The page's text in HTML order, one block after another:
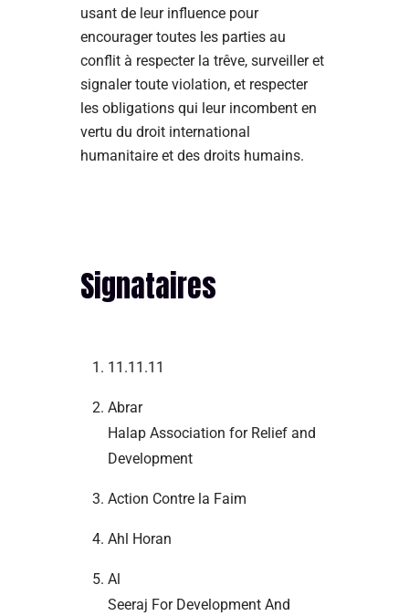
usant de leur influence pour
encourager toutes les parties au
conflit à respecter la trêve, surveiller et
signaler toute violation, et respecter
les obligations qui leur incombent en
vertu du droit international
humanitaire et des droits humains.
Signataires
11.11.11
Abrar
Halap Association for Relief and
Development
Action Contre la Faim
Ahl Horan
Al
Seeraj For Development And